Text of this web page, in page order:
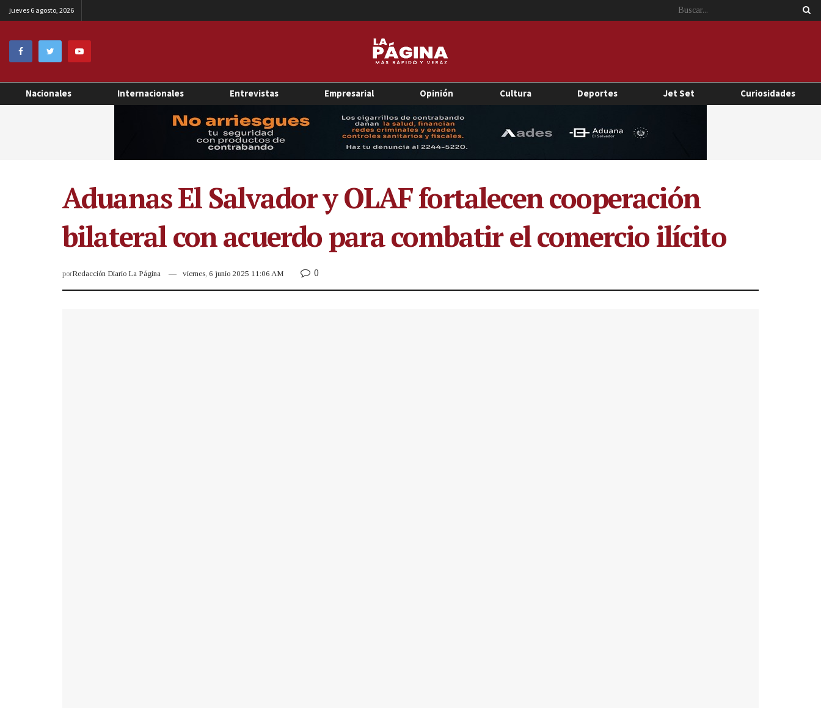
jueves 6 agosto, 2026
Nacionales Internacionales Entrevistas Empresarial Opinión Cultura Deportes Jet Set Curiosidades
Aduanas El Salvador y OLAF fortalecen cooperación
bilateral con acuerdo para combatir el comercio ilícito
porRedacción Diario La Página viernes, 6 junio 2025 11:06 AM 0